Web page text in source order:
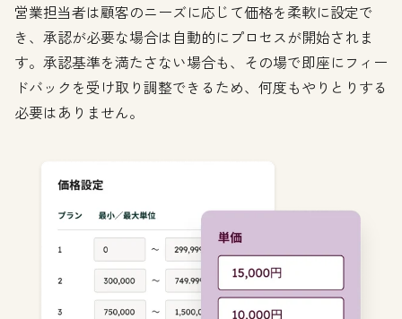
営業担当者は顧客のニーズに応じて価格を柔軟に設定で
き、承認が必要な場合は自動的にプロセスが開始されま
す。承認基準を満たさない場合も、その場で即座にフィー
ドバックを受け取り調整できるため、何度もやりとりする
必要はありません。